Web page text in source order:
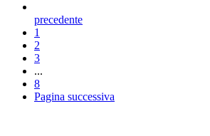
precedente
1
2
3
...
8
Pagina successiva